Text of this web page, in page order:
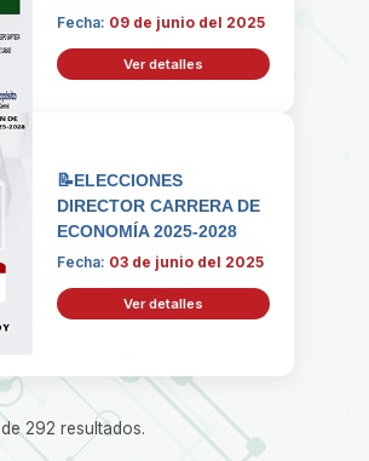
Fecha: 09 de junio del 2025
Ver detalles
📝ELECCIONES
DIRECTOR CARRERA DE
ECONOMÍA 2025-2028
Fecha: 03 de junio del 2025
Ver detalles
292 resultados.